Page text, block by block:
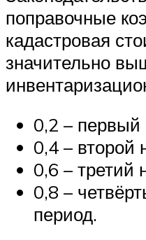
поправочные
кадастровая
значительно
0,2 – первый
0,4 – второй
0,6 – третий
0,8 –
период.